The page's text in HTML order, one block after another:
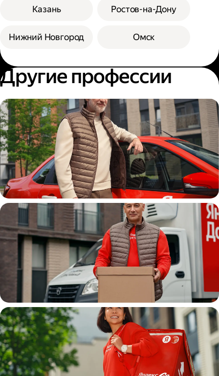
Казань
Нижний Новгород
Ростов-на-Дону
Омск
Другие профессии
Автокурьер
Водитель
грузовой машины